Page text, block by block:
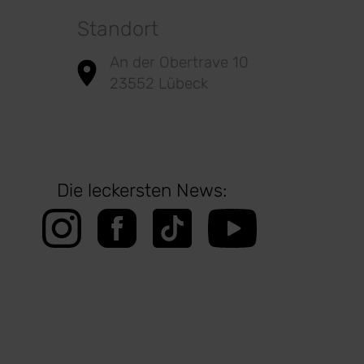
Standort
An der Obertrave 10
23552 Lübeck
Die leckersten News: